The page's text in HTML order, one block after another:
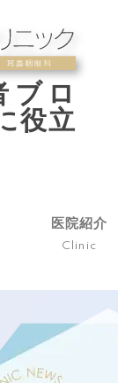
ブロ
役立
医院紹介
Clinic